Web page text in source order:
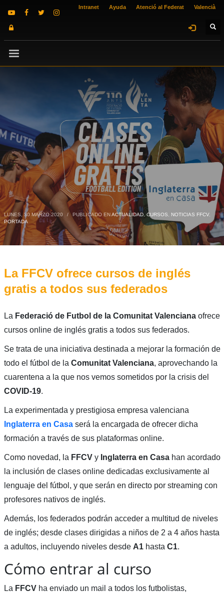
Intranet Ayuda Atenció al Federat Valencià
LUNES, 30 MARZO 2020 / PUBLICADO ENACTUALIDAD, CURSOS NOTICIAS FFCV,
PORTADA
La FFCV ofrece cursos de inglés
gratis a todos sus federados
La Federació de Futbol de la Comunitat Valencianaofrece
cursos online de inglés gratis a todos sus federados.
Se trata de una iniciativa destinada a mejorar la formación de
todo el fútbol de la Comunitat Valenciana, aprovechando la
cuarentena a la que nos vemos sometidos por la crisis del
COVID-19.
La experimentada y prestigiosa empresa valenciana
Inglaterra en Casaserá la encargada de ofrecer dicha
formación a través de sus plataformas online.
Como novedad, la FFCVy Inglaterra en Casahan acordado
la inclusión de clases online dedicadas exclusivamente al
lenguaje del fútbol, y que serán en directo por streaming con
profesores nativos de inglés.
Además, los federados podrán acceder a multitud de niveles
de inglés; desde clases dirigidas a niños de 2 a 4 años hasta
a adultos, incluyendo niveles desde A1hasta C1.
Cómo entrar al curso
La FFCVha enviado un mail a todos los futbolistas,